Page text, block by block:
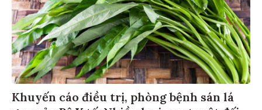
Khuyến cáo điều trị, phòng bệnh sán lá